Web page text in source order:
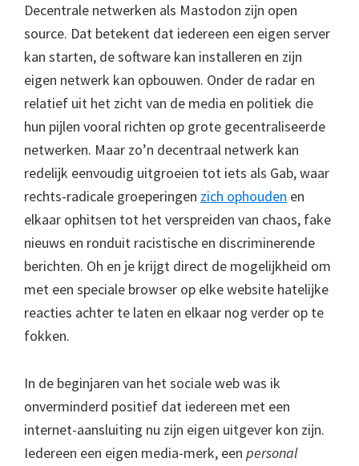
Decentrale netwerken als Mastodon zijn open
source. Dat betekent dat iedereen een eigen server
kan starten, de software kan installeren en zijn
eigen netwerk kan opbouwen. Onder de radar en
relatief uit het zicht van de media en politiek die
hun pijlen vooral richten op grote gecentraliseerde
netwerken. Maar zo’n decentraal netwerk kan
redelijk eenvoudig uitgroeien tot iets als Gab, waar
rechts-radicale groeperingen zich ophouden en
elkaar ophitsen tot het verspreiden van chaos, fake
nieuws en ronduit racistische en discriminerende
berichten. Oh en je krijgt direct de mogelijkheid om
met een speciale browser op elke website hatelijke
reacties achter te laten en elkaar nog verder op te
fokken.
In de beginjaren van het sociale web was ik
onverminderd positief dat iedereen met een
internet-aansluiting nu zijn eigen uitgever kon zijn.
Iedereen een eigen media-merk, een personal